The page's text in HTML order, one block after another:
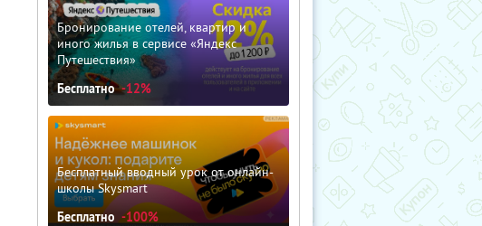
Бронирование отелей, квартир и
иного жилья в сервисе «Яндекс
Путешествия»
Бесплатно -12%
Бесплатный вводный урок от онлайн-
школы Skysmart
Бесплатно -100%